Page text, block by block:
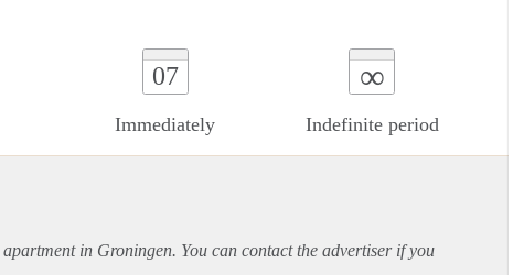
07
Immediately
∞
Indefinite period
apartmentin Groningen. You can contact the advertiser if you